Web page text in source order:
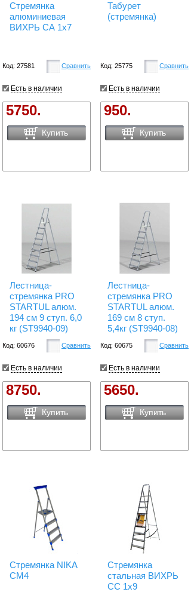
Стремянка
алюминиевая
ВИХРЬ СА 1х7
Код: 27581 Сравнить
Есть в наличии
5750.
Купить
Табурет
(стремянка)
Код: 25775 Сравнить
Есть в наличии
950.
Купить
Лестница-
стремянка PRO
STARTUL алюм.
194 см 9 ступ. 6,0
кг (ST9940-09)
Код: 60676 Сравнить
Есть в наличии
8750.
Купить
Лестница-
стремянка PRO
STARTUL алюм.
169 см 8 ступ.
5,4кг (ST9940-08)
Код: 60675 Сравнить
Есть в наличии
5650.
Купить
Стремянка NIKA
СМ4
Стремянка
стальная ВИХРЬ
СС 1х9